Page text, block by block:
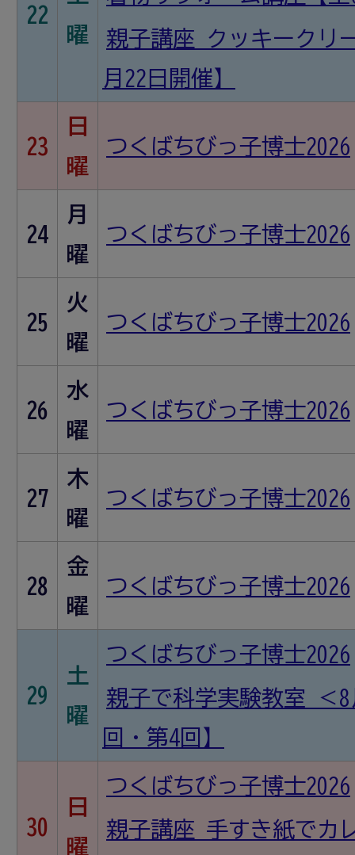
22
曜
親子講座 クッキークリ
月22日開催】
23
日
曜
つくばちびっ子博士2026
24
月
曜
つくばちびっ子博士2026
25
火
曜
つくばちびっ子博士2026
26
水
曜
つくばちびっ子博士2026
27
木
曜
つくばちびっ子博士2026
28
金
曜
つくばちびっ子博士2026
29
土
曜
つくばちびっ子博士2026
親子で科学実験教室 ＜
回・第4回】
30
日
曜
つくばちびっ子博士2026
親子講座 手すき紙でカ